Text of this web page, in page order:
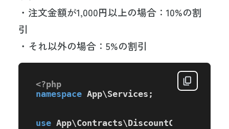
・注文金額が1,000円以上の場合：10%の割
引
・それ以外の場合：5%の割引
<?php
namespace App\Services ;
use App\Contracts\